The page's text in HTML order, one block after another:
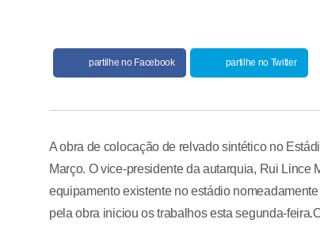
partilhe no Facebook partilhe no Twitter
A obra de colocação de relvado sintético no
Março. O vice-presidente da autarquia, Rui
equipamento existente no estádio
pela obra iniciou os trabalhos esta segunda-